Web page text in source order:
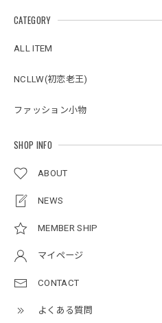
CATEGORY
ALL ITEM
NCLLW(初恋老王)
ファッション小物
SHOP INFO
ABOUT
NEWS
MEMBER SHIP
マイページ
CONTACT
よくある質問
ブラック/L